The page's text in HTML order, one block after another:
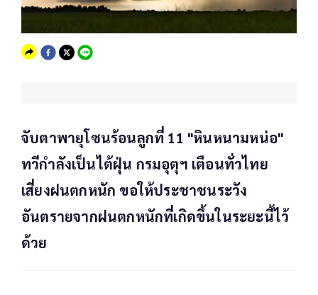
จับตาพายุโซนร้อนลูกที่ 11 "หินหนามหน่อ"
ทวีกำลังเป็นไต้ฝุ่น กรมอุตุฯ เตือนทั่วไทย
เสี่ยงฝนตกหนัก ขอให้ประชาชนระวัง
อันตรายจากฝนตกหนักที่เกิดขึ้นในระยะนี้ไว้
ด้วย